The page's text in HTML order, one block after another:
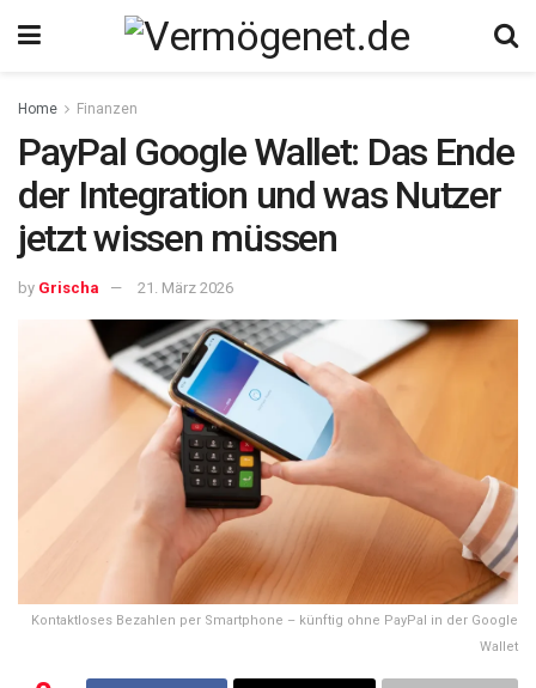
Home Finanzen
PayPal Google Wallet: Das Ende
der Integration und was Nutzer
jetzt wissen müssen
by Grischa 21. März 2026
Kontaktloses Bezahlen per Smartphone – künftig ohne PayPal in der Google
Wallet